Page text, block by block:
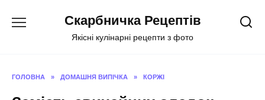
Скарбничка Рецептів
Якісні кулінарні рецепти з фото
ГОЛОВНА » ДОМАШНЯ ВИПІЧКА » КОРЖІ